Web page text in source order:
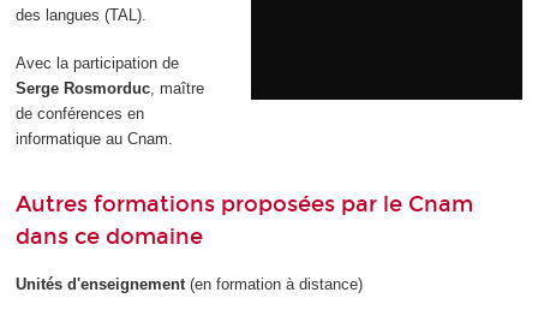
des langues (TAL).
Avec la participation de
Serge Rosmorduc, maître
de conférences en
informatique au Cnam.
Autres formations proposées par le Cnam
dans ce domaine
Unités d'enseignement (en formation à distance)